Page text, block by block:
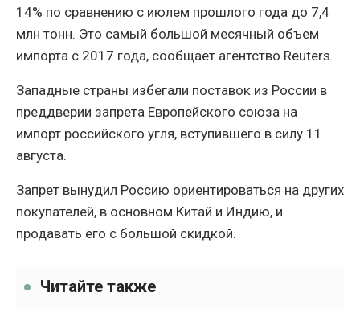
14% по сравнению с июлем прошлого года до 7,4
млн тонн. Это самый большой месячный объем
импорта с 2017 года, сообщает агентство Reuters.
Западные страны избегали поставок из России в
преддверии запрета Европейского союза на
импорт российского угля, вступившего в силу 11
августа.
Запрет вынудил Россию ориентироваться на других
покупателей, в основном Китай и Индию, и
продавать его с большой скидкой.
Читайте также